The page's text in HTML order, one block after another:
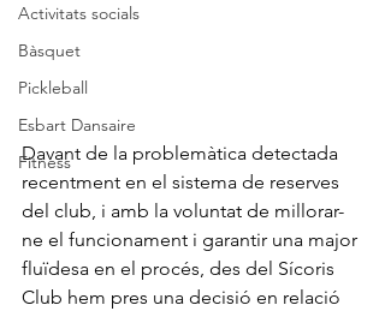
Activitats socials
Bàsquet
Pickleball
Esbart Dansaire
Fitness
Davant de la problemàtica detectada
recentment en el sistema de reserves
del club, i amb la voluntat de millorar-
ne el funcionament i garantir una major
fluïdesa en el procés, des del Sícoris
Club hem pres una decisió en relació